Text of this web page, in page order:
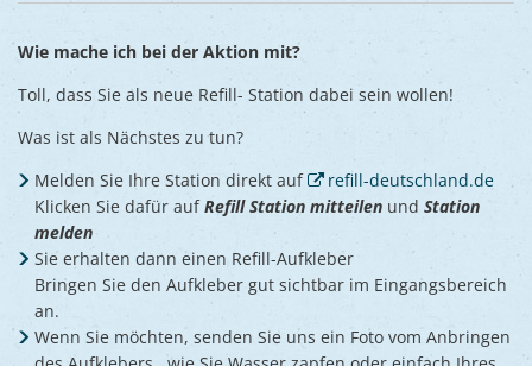
Wie mache ich bei der Aktion mit?
Toll, dass Sie als neue Refill- Station dabei sein wollen!
Was ist als Nächstes zu tun?
Melden Sie Ihre Station direkt auf
refill-deutschland.de
Klicken Sie dafür aufRefill Station mitteilen und Station
melden
Sie erhalten dann einen Refill-Aufkleber
Bringen Sie den Aufkleber gut sichtbar im Eingangsbereich
an.
Wenn Sie möchten, senden Sie uns ein Foto vom Anbringen